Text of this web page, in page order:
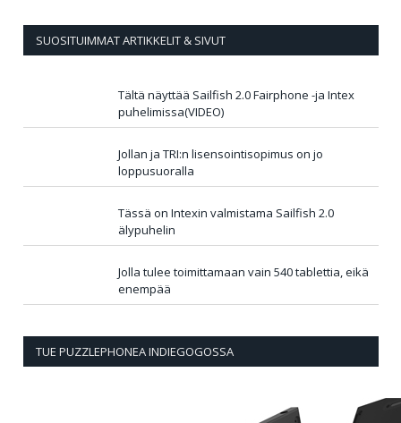
SUOSITUIMMAT ARTIKKELIT & SIVUT
Tältä näyttää Sailfish 2.0 Fairphone -ja Intex
puhelimissa(VIDEO)
Jollan ja TRI:n lisensointisopimus on jo
loppusuoralla
Tässä on Intexin valmistama Sailfish 2.0
älypuhelin
Jolla tulee toimittamaan vain 540 tablettia, eikä
enempää
TUE PUZZLEPHONEA INDIEGOGOSSA